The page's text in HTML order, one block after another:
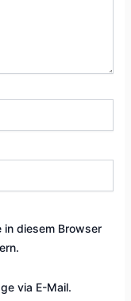
in diesem Browser
via E-Mail.